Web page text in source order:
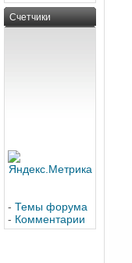
Счетчики
- Темы форума
- Комментарии